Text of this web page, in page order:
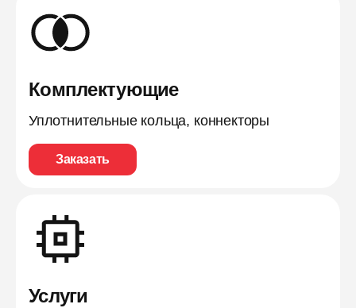
Комплектующие
Уплотнительные кольца, коннекторы
Заказать
Услуги